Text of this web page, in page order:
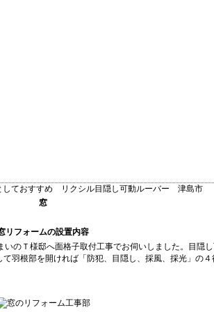
窓
リフォームの設置内容
邸へ面格子取付工事でお伺いしました。目隠し
根部を開ければ「防犯、目隠し、採風、採光」の